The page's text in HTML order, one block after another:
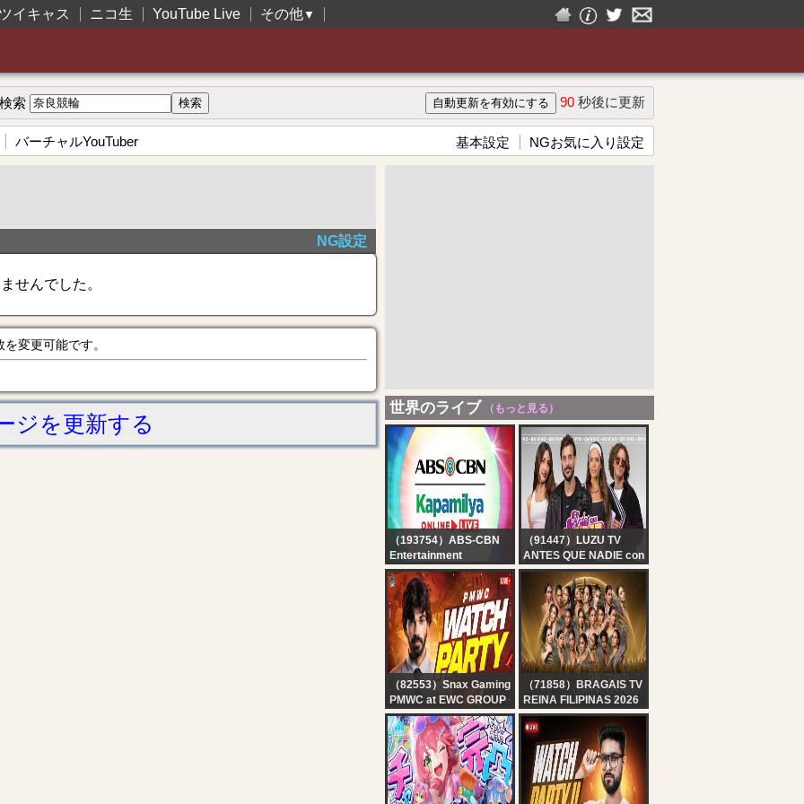
イキャス ニコ生 YouTube Live その他▼
検索 90 秒後に更新
バーチャルYouTuber 基本設定 NGお気に入り設定
NG設定
せんでした。
変更可能です。
ジを更新する
世界のライブ （もっと見る）
（193754）ABS-CBN
Entertainment
Kapamilya Online Live |
August 7, 2026
（91447）LUZU TV
ANTES QUE NADIE con
DIEGO LEUCO, MICA
VAZQUEZ, YOYI
FRANCELLA Y EL
TRINCHE | EN VIVO
（82553）Snax Gaming
PMWC at EWC GROUP
STAGE DAY 2 -
WATCHPARTY WITH
SNAX
（71858）BRAGAIS TV
REINA FILIPINAS 2026
THE GRAND
CORONATION NIGHT